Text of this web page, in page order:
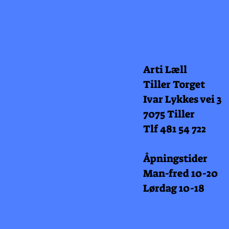
Arti Læll
Tiller Torget
Ivar Lykkes vei 3
7075 Tiller
Tlf 481 54 722
Åpningstider
Man-fred 10-20
Lørdag 10-18